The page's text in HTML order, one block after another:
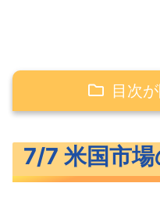
目次
わずかに下落
7/7 米国市場